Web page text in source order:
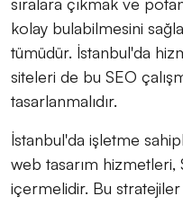
kolay bulabilmesini
tümüdür. İstanbul'da
siteleri de bu SEO
tasarlanmalıdır.
İstanbul'da işletme
web tasarım hizmetleri,
içermelidir. Bu stratejiler